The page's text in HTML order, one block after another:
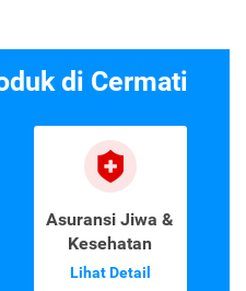
di Cermati
Asuransi Jiwa &
Kesehatan
Lihat Detail